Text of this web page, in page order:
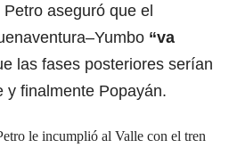
aseguró que el
“va
las fases posteriores serían
y finalmente Popayán.
le incumplió al Valle con el tren